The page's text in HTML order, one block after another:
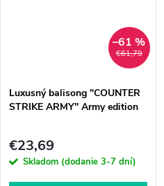
€61,79
–61 %
Luxusný balisong "COUNTER
STRIKE ARMY" Army edition
€23,69
Skladom (dodanie 3-7 dní)